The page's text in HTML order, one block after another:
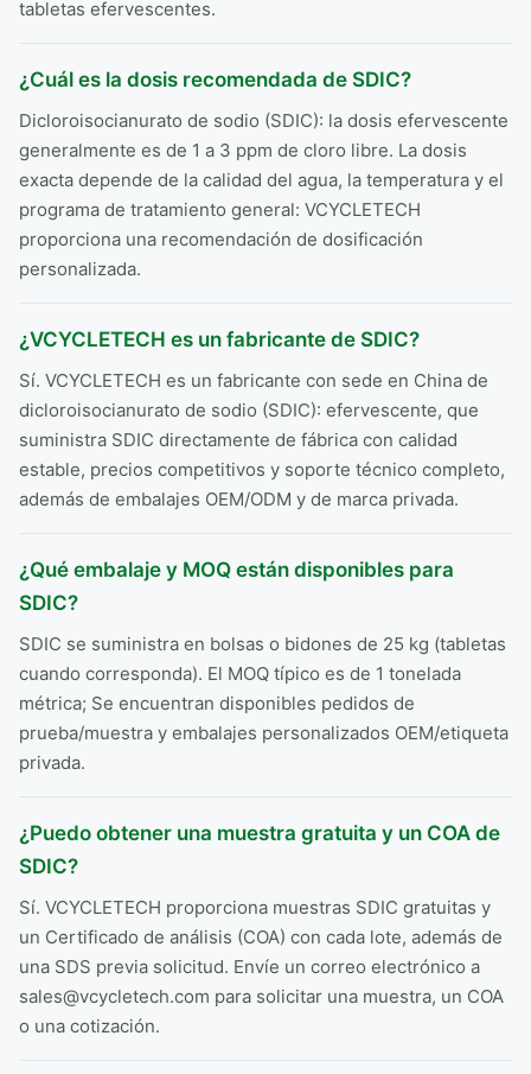
tabletas efervescentes.
¿Cuál es la dosis recomendada de SDIC?
Dicloroisocianurato de sodio (SDIC): la dosis efervescente
generalmente es de 1 a 3 ppm de cloro libre. La dosis
exacta depende de la calidad del agua, la temperatura y el
programa de tratamiento general: VCYCLETECH
proporciona una recomendación de dosificación
personalizada.
¿VCYCLETECH es un fabricante de SDIC?
Sí. VCYCLETECH es un fabricante con sede en China de
dicloroisocianurato de sodio (SDIC): efervescente, que
suministra SDIC directamente de fábrica con calidad
estable, precios competitivos y soporte técnico completo,
además de embalajes OEM/ODM y de marca privada.
¿Qué embalaje y MOQ están disponibles para
SDIC?
SDIC se suministra en bolsas o bidones de 25 kg (tabletas
cuando corresponda). El MOQ típico es de 1 tonelada
métrica; Se encuentran disponibles pedidos de
prueba/muestra y embalajes personalizados OEM/etiqueta
privada.
¿Puedo obtener una muestra gratuita y un COA de
SDIC?
Sí. VCYCLETECH proporciona muestras SDIC gratuitas y
un Certificado de análisis (COA) con cada lote, además de
una SDS previa solicitud. Envíe un correo electrónico a
sales@vcycletech.com para solicitar una muestra, un COA
o una cotización.